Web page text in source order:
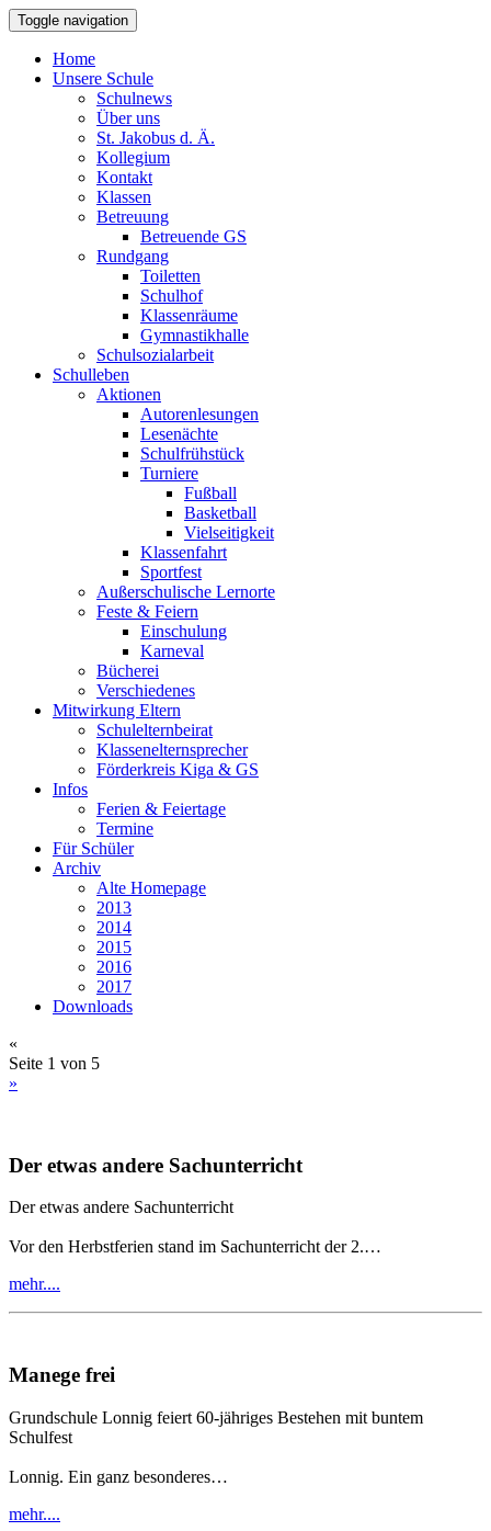
Toggle navigation
Home
Unsere Schule
Schulnews
Über uns
St. Jakobus d. Ä.
Kollegium
Kontakt
Klassen
Betreuung
Betreuende GS
Rundgang
Toiletten
Schulhof
Klassenräume
Gymnastikhalle
Schulsozialarbeit
Schulleben
Aktionen
Autorenlesungen
Lesenächte
Schulfrühstück
Turniere
Fußball
Basketball
Vielseitigkeit
Klassenfahrt
Sportfest
Außerschulische Lernorte
Feste & Feiern
Einschulung
Karneval
Bücherei
Verschiedenes
Mitwirkung Eltern
Schulelternbeirat
Klassenelternsprecher
Förderkreis Kiga & GS
Infos
Ferien & Feiertage
Termine
Für Schüler
Archiv
Alte Homepage
2013
2014
2015
2016
2017
Downloads
«
Seite 1 von 5
»
Der etwas andere Sachunterricht
Der etwas andere Sachunterricht
Vor den Herbstferien stand im Sachunterricht der 2.…
mehr....
Manege frei
Grundschule Lonnig feiert 60-jähriges Bestehen mit buntem
Schulfest
Lonnig. Ein ganz besonderes…
mehr....